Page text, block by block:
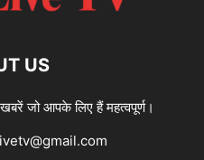
US
खबरें जो आपके लिए हैं महत्वपूर्ण।